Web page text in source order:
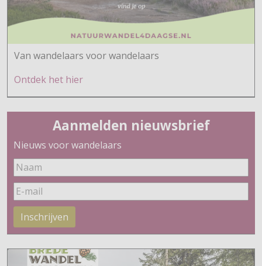
Van wandelaars voor wandelaars
Ontdek het hier
Aanmelden nieuwsbrief
Nieuws voor wandelaars
Inschrijven